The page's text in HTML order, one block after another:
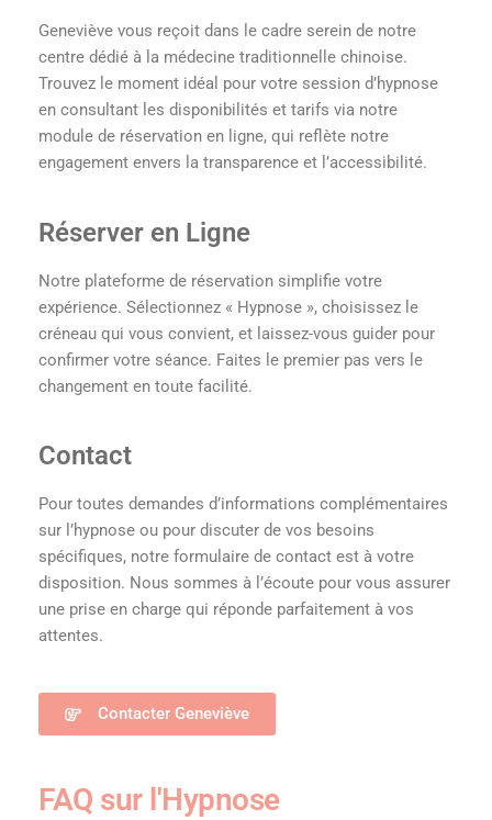
Geneviève vous reçoit dans le cadre serein de notre
centre dédié à la médecine traditionnelle chinoise.
Trouvez le moment idéal pour votre session d’hypnose
en consultant les disponibilités et tarifs via notre
module de réservation en ligne, qui reflète notre
engagement envers la transparence et l’accessibilité.
Réserver en Ligne
Notre plateforme de réservation simplifie votre
expérience. Sélectionnez « Hypnose », choisissez le
créneau qui vous convient, et laissez-vous guider pour
confirmer votre séance. Faites le premier pas vers le
changement en toute facilité.
Contact
Pour toutes demandes d’informations complémentaires
sur l’hypnose ou pour discuter de vos besoins
spécifiques, notre formulaire de contact est à votre
disposition. Nous sommes à l’écoute pour vous assurer
une prise en charge qui réponde parfaitement à vos
attentes.
Contacter Geneviève
FAQ sur l'Hypnose